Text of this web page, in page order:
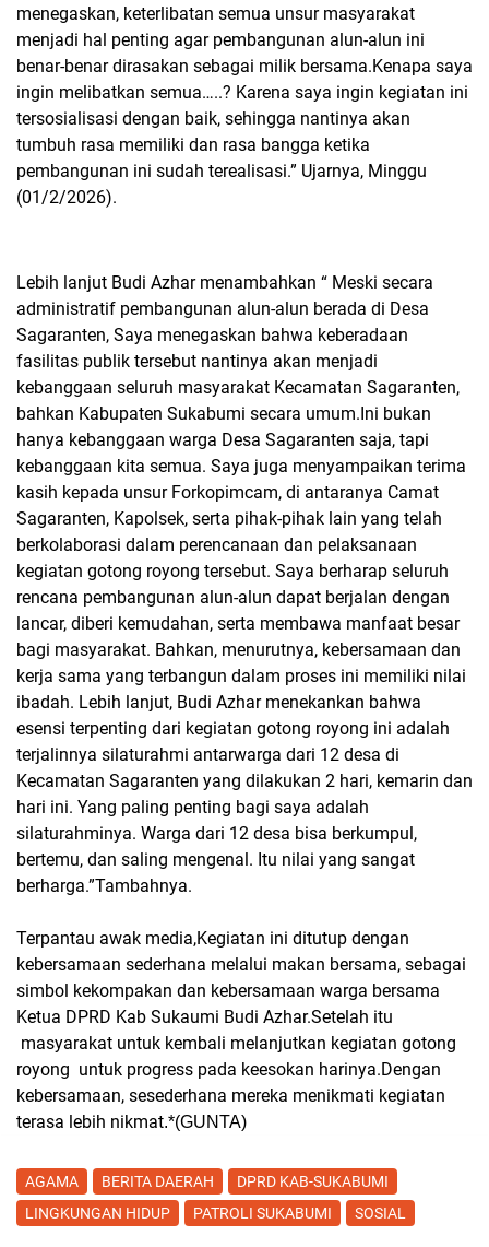
menegaskan, keterlibatan semua unsur masyarakat
menjadi hal penting agar pembangunan alun-alun ini
benar-benar dirasakan sebagai milik bersama.Kenapa saya
ingin melibatkan semua…..? Karena saya ingin kegiatan ini
tersosialisasi dengan baik, sehingga nantinya akan
tumbuh rasa memiliki dan rasa bangga ketika
pembangunan ini sudah terealisasi.” Ujarnya, Minggu
(01/2/2026).
Lebih lanjut Budi Azhar menambahkan “ Meski secara
administratif pembangunan alun-alun berada di Desa
Sagaranten, Saya menegaskan bahwa keberadaan
fasilitas publik tersebut nantinya akan menjadi
kebanggaan seluruh masyarakat Kecamatan Sagaranten,
bahkan Kabupaten Sukabumi secara umum.Ini bukan
hanya kebanggaan warga Desa Sagaranten saja, tapi
kebanggaan kita semua. Saya juga menyampaikan terima
kasih kepada unsur Forkopimcam, di antaranya Camat
Sagaranten, Kapolsek, serta pihak-pihak lain yang telah
berkolaborasi dalam perencanaan dan pelaksanaan
kegiatan gotong royong tersebut. Saya berharap seluruh
rencana pembangunan alun-alun dapat berjalan dengan
lancar, diberi kemudahan, serta membawa manfaat besar
bagi masyarakat. Bahkan, menurutnya, kebersamaan dan
kerja sama yang terbangun dalam proses ini memiliki nilai
ibadah. Lebih lanjut, Budi Azhar menekankan bahwa
esensi terpenting dari kegiatan gotong royong ini adalah
terjalinnya silaturahmi antarwarga dari 12 desa di
Kecamatan Sagaranten yang dilakukan 2 hari, kemarin dan
hari ini. Yang paling penting bagi saya adalah
silaturahminya. Warga dari 12 desa bisa berkumpul,
bertemu, dan saling mengenal. Itu nilai yang sangat
berharga.”Tambahnya.
Terpantau awak media,Kegiatan ini ditutup dengan
kebersamaan sederhana melalui makan bersama, sebagai
simbol kekompakan dan kebersamaan warga bersama
Ketua DPRD Kab Sukaumi Budi Azhar.Setelah itu
masyarakat untuk kembali melanjutkan kegiatan gotong
royong untuk progress pada keesokan harinya.Dengan
kebersamaan, sesederhana mereka menikmati kegiatan
terasa lebih nikmat.*(GUNTA)
AGAMA BERITA DAERAH
DPRD KAB-SUKABUMI
LINGKUNGAN HIDUP
PATROLI SUKABUMI SOSIAL